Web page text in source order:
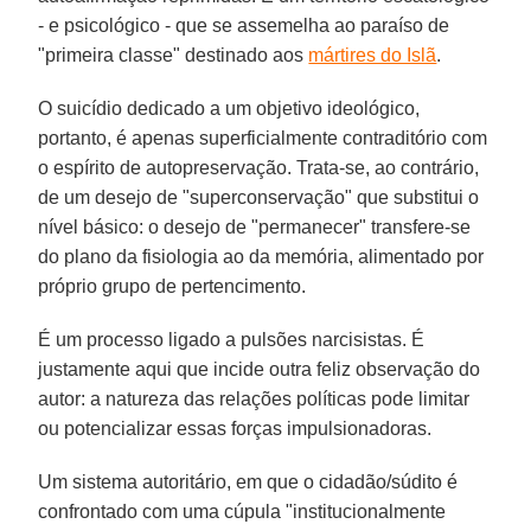
- e psicológico - que se assemelha ao paraíso de
"primeira classe" destinado aos mártires do Islã.
O suicídio dedicado a um objetivo ideológico,
portanto, é apenas superficialmente contraditório com
o espírito de autopreservação. Trata-se, ao contrário,
de um desejo de "superconservação" que substitui o
nível básico: o desejo de "permanecer" transfere-se
do plano da fisiologia ao da memória, alimentado por
próprio grupo de pertencimento.
É um processo ligado a pulsões narcisistas. É
justamente aqui que incide outra feliz observação do
autor: a natureza das relações políticas pode limitar
ou potencializar essas forças impulsionadoras.
Um sistema autoritário, em que o cidadão/súdito é
confrontado com uma cúpula "institucionalmente